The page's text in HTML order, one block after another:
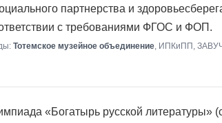
партнерства и
с требованиями ФГОС и ФОП.
Тотемское музейное объединение, ИПКиПП,
«Богатырь русской литературы»